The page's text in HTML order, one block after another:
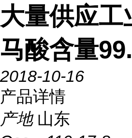
大量供应工
马酸含量
2018-10-16
产品详情
产地 山东